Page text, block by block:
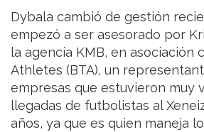
Dybala cambió de gestión
empezó a ser asesorado por
la agencia KMB, en asociación
Athletes (BTA), un
empresas que estuvieron muy
llegadas de futbolistas al
años, ya que es quien maneja